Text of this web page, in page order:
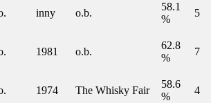
inny o.b.
58.1
%
5
1981 o.b.
62.8
%
7
1974 The Whisky Fair
58.6
%
4